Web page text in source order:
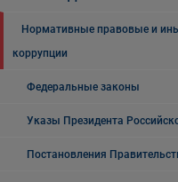
Нормативные правовые и
коррупции
Федеральные законы
Указы Президента
Постановления